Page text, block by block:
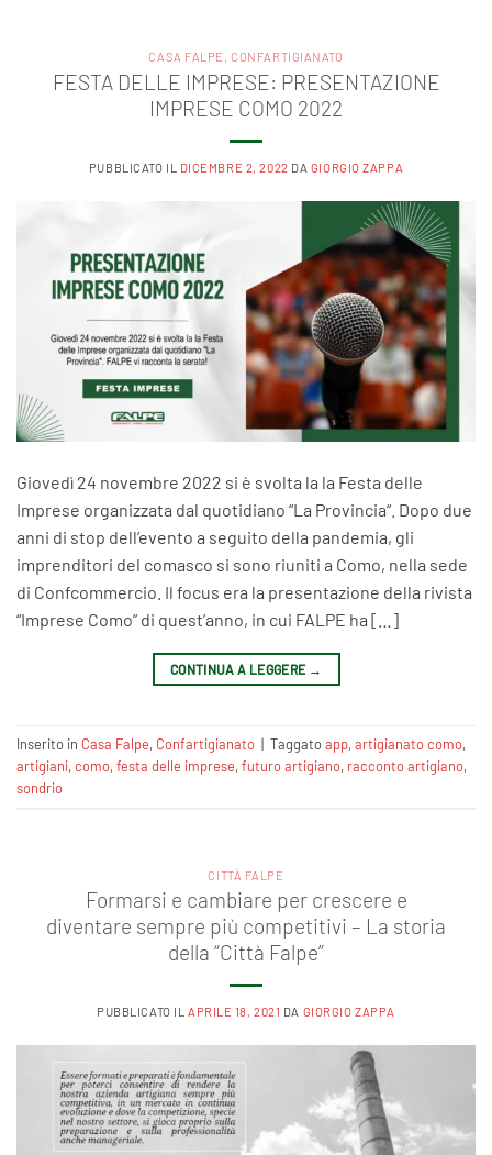
CASA FALPE , CONFARTIGIANATO
FESTA DELLE IMPRESE: PRESENTAZIONE
IMPRESE COMO 2022
PUBBLICATO IL DICEMBRE 2, 2022 DA GIORGIO ZAPPA
Giovedì 24 novembre 2022 si è svolta la la Festa delle
Imprese organizzata dal quotidiano “La Provincia“. Dopo due
anni di stop dell’evento a seguito della pandemia, gli
imprenditori del comasco si sono riuniti a Como, nella sede
di Confcommercio. Il focus era la presentazione della rivista
“Imprese Como” di quest’anno, in cui FALPE ha […]
CONTINUA A LEGGERE →
Inserito in Casa Falpe, Confartigianato | Taggatoapp,artigianato como,
artigiani,como,festa delle imprese,futuro artigiano, racconto artigiano,
sondrio
CITTÀ FALPE
Formarsi e cambiare per crescere e
diventare sempre più competitivi – La storia
della “Città Falpe”
PUBBLICATO IL APRILE 18, 2021 DA GIORGIO ZAPPA